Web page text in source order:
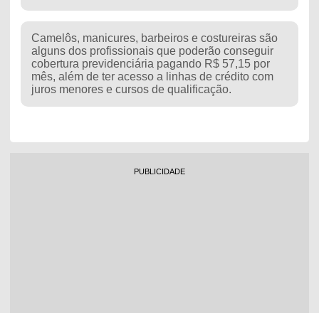
Camelôs, manicures, barbeiros e costureiras são
alguns dos profissionais que poderão conseguir
cobertura previdenciária pagando R$ 57,15 por
mês, além de ter acesso a linhas de crédito com
juros menores e cursos de qualificação.
PUBLICIDADE